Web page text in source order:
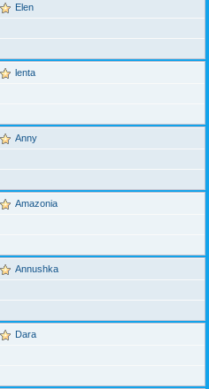
Elen
lenta
Anny
Amazonia
Annushka
Dara